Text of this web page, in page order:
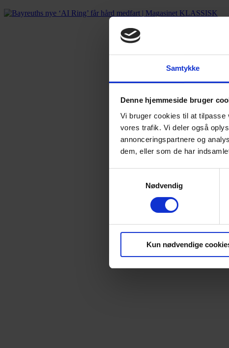
Samtykke
Denne hjemmeside bruger
Vi bruger cookies til at tilpasse
vores trafik. Vi deler også
annonceringspartnere og
dem, eller som de har
Nødvendig
Kun nødvendige